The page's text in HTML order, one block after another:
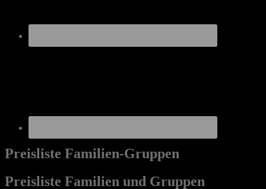
Preisliste Familien-Gruppen
Preisliste Familien und Gruppen